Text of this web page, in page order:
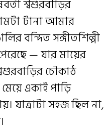
শ্বশুরবাড়ির
টানা আমার
বন্দিত সঙ্গীতশিল্পী
— যার মায়ের
চৌকাঠ
একাই পাড়ি
যাত্রাটা সহজ ছিল না,